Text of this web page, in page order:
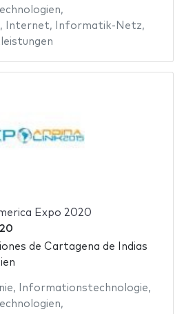
,
, Internet, Informatik-Netz,
Expo 2020
de Cartagena de Indias
, Informationstechnologie,
,